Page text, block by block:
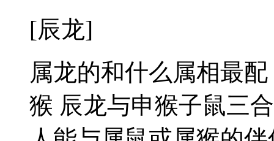
[辰龙]
属龙的和什么属相最
猴 辰龙与申猴子鼠三